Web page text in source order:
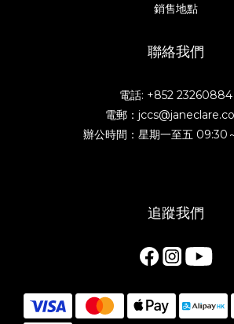
銷售地點
聯絡我們
電話: +852 23260884
電郵：
辦公時間：星期一至五 09:30
追蹤我們